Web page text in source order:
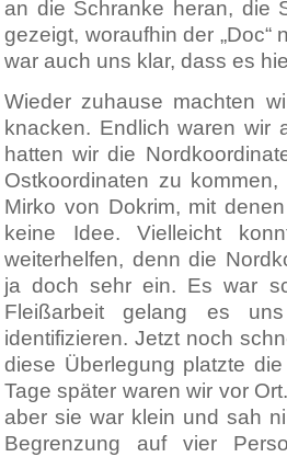
an die Schranke heran, die
gezeigt, woraufhin der
war auch uns klar, dass es
Wieder zuhause machten
knacken. Endlich waren wir
hatten wir die
Ostkoordinaten zu
Mirko von Dokrim, mit
keine Idee. Vielleicht
weiterhelfen, denn die
ja doch sehr ein. Es war
Fleißarbeit gelang es
identifizieren. Jetzt noch
diese Überlegung platzte
Tage später waren wir vor
aber sie war klein und sah
Begrenzung auf vier